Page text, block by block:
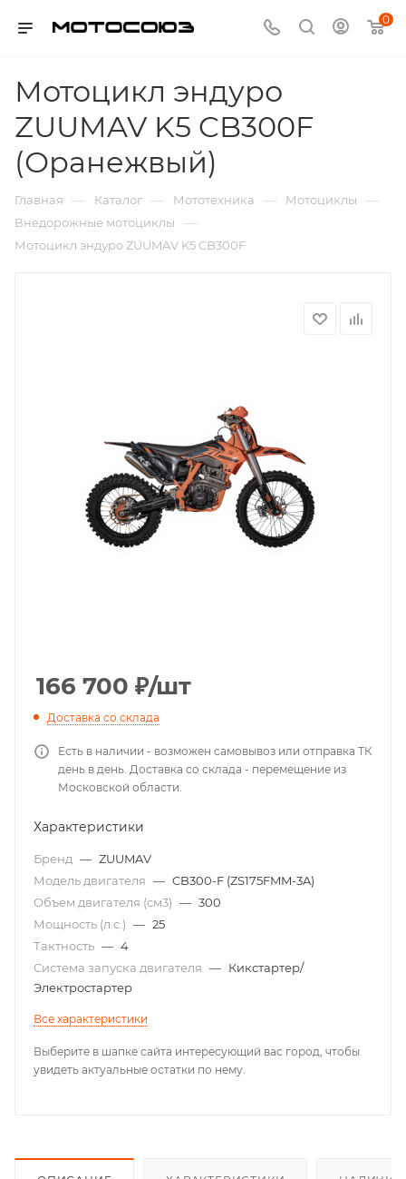
0
Мотоцикл эндуро
ZUUMAV K5 CB300F
(Оранежвый)
Главная — Каталог — Мототехника — Мотоциклы —
Внедорожные мотоциклы —
Мотоцикл эндуро ZUUMAV K5 CB300F
166 700 ₽/шт
Доставка со склада
Есть в наличии - возможен самовывоз или отправка ТК
день в день. Доставка со склада - перемещение из
Московской области.
Характеристики
Бренд — ZUUMAV
Модель двигателя — CB300-F (ZS175FMM-3A)
Объем двигателя (см3) — 300
Мощность (л.с.) — 25
Тактность — 4
Система запуска двигателя — Кикстартер/
Электростартер
Все характеристики
Выберите в шапке сайта интересующий вас город, чтобы
увидеть актуальные остатки по нему.